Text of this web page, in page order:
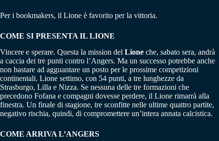
Per i bookmakers, il Lione è favorito per la vittoria.
COME SI PRESENTA IL LIONE
Vincere e sperare. Questa la mission del Lione che, sabato sera, andrà
a caccia dei tre punti contro l’Angers. Ma un successo potrebbe anche
non bastare ad agguantare un posto per le prossime competizioni
continentali. Lione settimo, con 54 punti, a tre lunghezze da
Strasburgo, Lilla e Nizza. Se nessuna delle tre formazioni che
precedono Fofana e compagni dovesse perdere, il Lione rimarrà alla
finestra. Un finale di stagione, tre sconfitte nelle ultime quattro partite,
negativo rischia, quindi, di compromettere un’intera annata calcistica.
COME ARRIVA L’ANGERS